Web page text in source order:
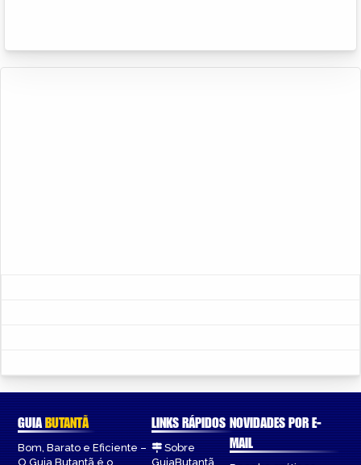
GUIABUTANTÃ
Bom, Barato e Eficiente –
O Guia Butantã é o
LINKS RÁPIDOS
Sobre
GuiaButantã
NOVIDADES POR E-
MAIL